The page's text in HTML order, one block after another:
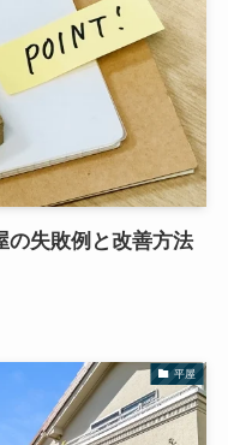
の失敗例と改善方法
平屋